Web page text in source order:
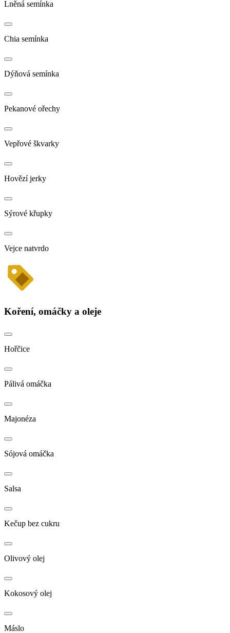
Lněná semínka
Chia semínka
Dýňová semínka
Pekanové ořechy
Vepřové škvarky
Hovězí jerky
Sýrové křupky
Vejce natvrdo
Koření, omáčky a oleje
Hořčice
Pálivá omáčka
Majonéza
Sójová omáčka
Salsa
Kečup bez cukru
Olivový olej
Kokosový olej
Máslo